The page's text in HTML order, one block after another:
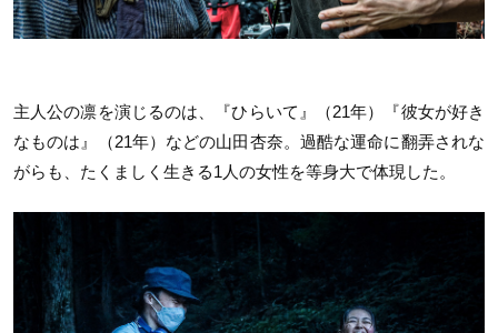
主人公の凛を演じるのは、『ひらいて』（21年）『彼女が好き
なものは』（21年）などの山田杏奈。過酷な運命に翻弄されな
がらも、たくましく生きる1人の女性を等身大で体現した。